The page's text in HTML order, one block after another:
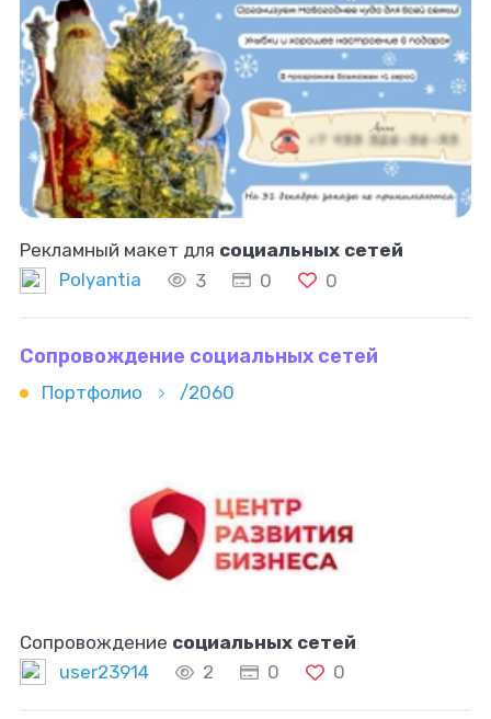
Рекламный макет для социальных сетей
Polyantia
3 0 0
Сопровождение социальных сетей
Портфолио /2060
Сопровождение социальных сетей
user23914
2 0 0